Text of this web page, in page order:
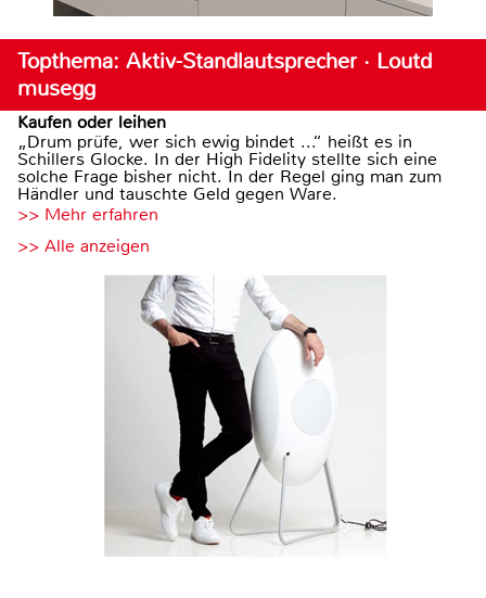
Topthema: Aktiv-Standlautsprecher · Loutd
musegg
Kaufen oder leihen
„Drum prüfe, wer sich ewig bindet ...“ heißt es in
Schillers Glocke. In der High Fidelity stellte sich eine
solche Frage bisher nicht. In der Regel ging man zum
Händler und tauschte Geld gegen Ware.
>> Mehr erfahren
>> Alle anzeigen